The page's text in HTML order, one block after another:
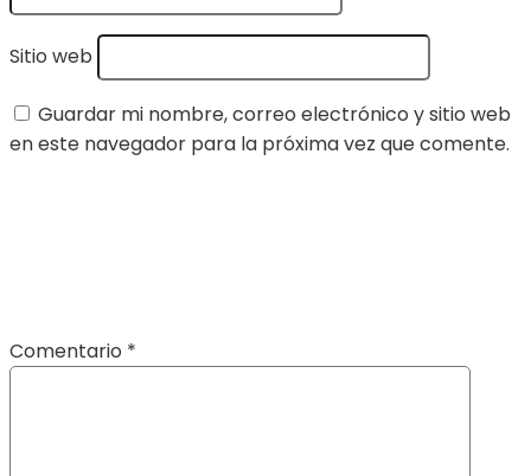
Sitio web
Guardar mi nombre, correo electrónico y sitio web
en este navegador para la próxima vez que comente.
Comentario *